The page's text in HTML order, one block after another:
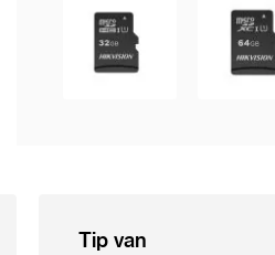
Tip van